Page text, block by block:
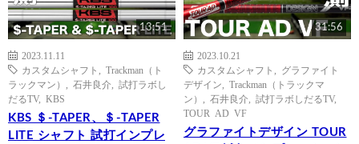
13:51
2023.11.11
カスタムシャフト
Trackman（ト
ラックマン）
石井良介
試打ラボし
だるTV, KBS
KBS ＄-TAPER、＄-TAPER
LITE シャフト 試打インプレ
31:56
2023.10.21
カスタムシャフト
グラファイト
デザイン
Trackman（トラックマ
ン）
石井良介 試打ラボしだるTV,
TOUR AD VF
グラファイトデザイン TOUR